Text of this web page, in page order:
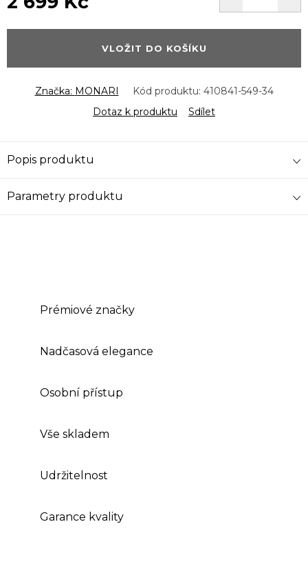
cena:
VLOŽIT DO KOŠÍKU
Značka: MONARI Kód produktu: 410841-549-34
Dotaz k produktu
Sdílet
Popis produktu
Parametry produktu
Prémiové značky
Nadčasová elegance
Osobní přístup
Vše skladem
Udržitelnost
Garance kvality